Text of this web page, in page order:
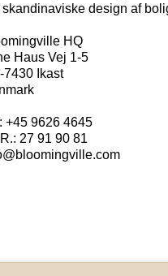
skandinaviske design af
HQ
Haus Vej 1-5
7430 Ikast
+45 9626 4645
27 91 90 81